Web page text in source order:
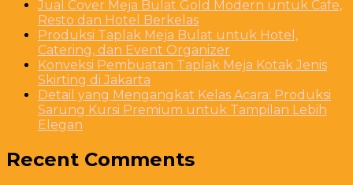
Jual Cover Meja Bulat Gold Modern untuk Cafe,
Resto dan Hotel Berkelas
Produksi Taplak Meja Bulat untuk Hotel,
Catering, dan Event Organizer
Konveksi Pembuatan Taplak Meja Kotak Jenis
Skirting di Jakarta
Detail yang Mengangkat Kelas Acara: Produksi
Sarung Kursi Premium untuk Tampilan Lebih
Elegan
Recent Comments